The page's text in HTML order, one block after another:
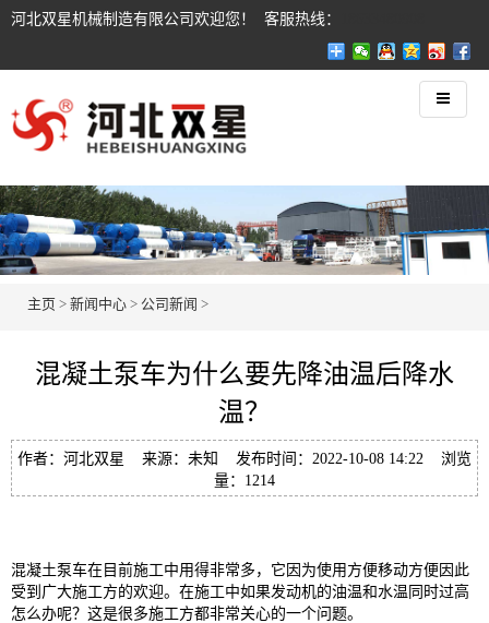
河北双星机械制造有限公司欢迎您！ 客服热线：
主页 > 新闻中心 > 公司新闻 >
混凝土泵车为什么要先降油温后降水
温？
作者：河北双星 来源：未知 发布时间：2022-10-08 14:22 浏览
量：1214
混凝土泵车在目前施工中用得非常多，它因为使用方便移动方便因此
受到广大施工方的欢迎。在施工中如果发动机的油温和水温同时过高
怎么办呢？这是很多施工方都非常关心的一个问题。